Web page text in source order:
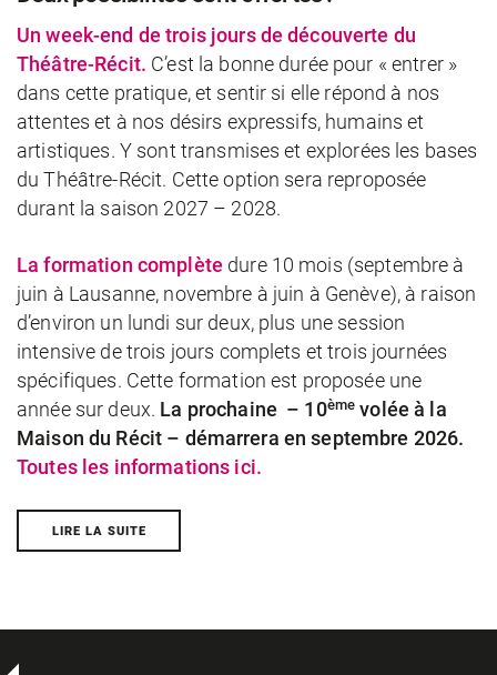
Un week-end de trois jours de découverte du
Théâtre-Récit. C’est la bonne durée pour « entrer »
dans cette pratique, et sentir si elle répond à nos
attentes et à nos désirs expressifs, humains et
artistiques. Y sont transmises et explorées les bases
du Théâtre-Récit. Cette option sera reproposée
durant la saison 2027 – 2028.
La formation complète dure 10 mois (septembre à
juin à Lausanne, novembre à juin à Genève), à raison
d’environ un lundi sur deux, plus une session
intensive de trois jours complets et trois journées
spécifiques. Cette formation est proposée une
année sur deux. La prochaine – 10ème volée à la
Maison du Récit – démarrera en septembre 2026.
Toutes les informations ici.
LIRE LA SUITE